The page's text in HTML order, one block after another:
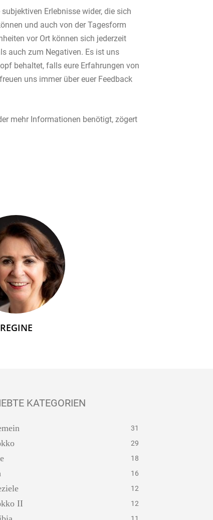
Erlebnisse wider, die sich
und auch von der Tagesform
vor Ort können sich jederzeit
auch zum Negativen. Es ist uns
behaltet, falls eure Erfahrungen von
uns immer über euer Feedback
mehr Informationen benötigt, zögert
REGINE
KATEGORIEN
31
29
18
16
12
II 12